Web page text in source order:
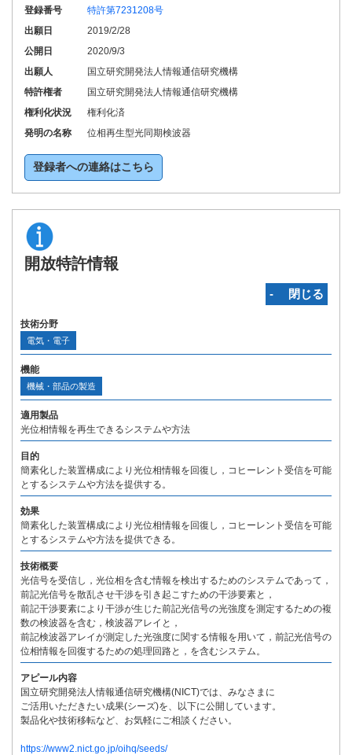
登録番号
特許第7231208号
出願日
2019/2/28
公開日
2020/9/3
出願人
国立研究開発法人情報通信研究機構
特許権者
国立研究開発法人情報通信研究機構
権利化状況
権利化済
発明の名称
位相再生型光同期検波器
登録者への連絡はこちら
開放特許情報
‐ 閉じる
技術分野
電気・電子
機能
機械・部品の製造
適用製品
光位相情報を再生できるシステムや方法
目的
簡素化した装置構成により光位相情報を回復し，コヒーレント受信を可能
とするシステムや方法を提供する。
効果
簡素化した装置構成により光位相情報を回復し，コヒーレント受信を可能
とするシステムや方法を提供できる。
技術概要
光信号を受信し，光位相を含む情報を検出するためのシステムであって，
前記光信号を散乱させ干渉を引き起こすための干渉要素と，
前記干渉要素により干渉が生じた前記光信号の光強度を測定するための複
数の検波器を含む，検波器アレイと，
前記検波器アレイが測定した光強度に関する情報を用いて，前記光信号の
位相情報を回復するための処理回路と，を含むシステム。
アピール内容
国立研究開発法人情報通信研究機構(NICT)では、みなさまに
ご活用いただきたい成果(シーズ)を、以下に公開しています。
製品化や技術移転など、お気軽にご相談ください。
https://www2.nict.go.jp/oihq/seeds/